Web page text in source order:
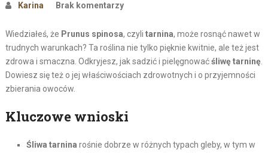
Karina Brak komentarzy
Wiedziałeś, że Prunus spinosa, czyli tarnina, może rosnąć nawet w
trudnych warunkach? Ta roślina nie tylko pięknie kwitnie, ale też jest
zdrowa i smaczna. Odkryjesz, jak sadzić i pielęgnowaćśliwę tarninę.
Dowiesz się też o jej właściwościach zdrowotnych i o przyjemności
zbierania owoców.
Kluczowe wnioski
Śliwa tarnina rośnie dobrze w różnych typach gleby, w tym w